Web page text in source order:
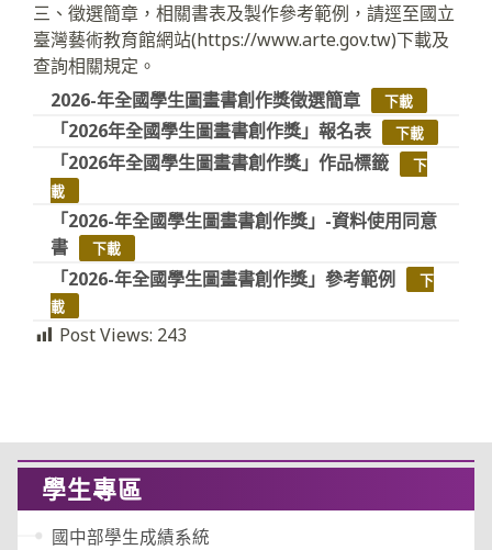
三、徵選簡章，相關書表及製作參考範例，請逕至國立
臺灣藝術教育館網站(https://www.arte.gov.tw)下載及
查詢相關規定。
2026-年全國學生圖畫書創作獎徵選簡章
下載
「2026年全國學生圖畫書創作獎」報名表 下載
「2026年全國學生圖畫書創作獎」作品標籤
下
載
「2026-年全國學生圖畫書創作獎」-資料使用同意
書
下載
「2026-年全國學生圖畫書創作獎」參考範例
下
載
Post Views: 243
學生專區
國中部學生成績系統